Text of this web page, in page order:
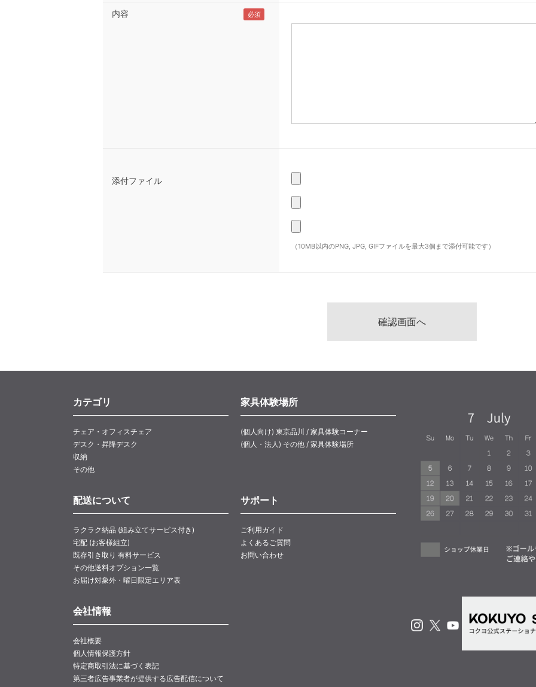
内容
添付ファイル
（10MB以内のPNG, JPG, GIFファイルを最大3個まで添付可能です）
カテゴリ
チェア・オフィスチェア
デスク・昇降デスク
収納
その他
家具体験場所
(個人向け) 東京品川 / 家具体験コーナー
(個人・法人) その他 / 家具体験場所
配送について
ラクラク納品 (組み立てサービス付き)
宅配 (お客様組立)
既存引き取り 有料サービス
その他送料オプション一覧
お届け対象外・曜日限定エリア表
サポート
ご利用ガイド
よくあるご質問
お問い合わせ
会社情報
会社概要
個人情報保護方針
特定商取引法に基づく表記
第三者広告事業者が提供する広告配信について
Instagram
X Youtube